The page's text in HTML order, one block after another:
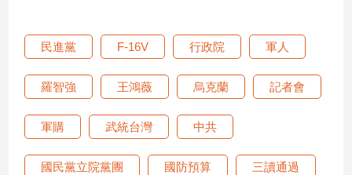
活
築/
室
內
民進黨 F-16V 行政院 軍人
羅智強 王鴻薇 烏克蘭 記者會
軍購 武統台灣 中共
國民黨立院黨團 國防預算 三讀通過